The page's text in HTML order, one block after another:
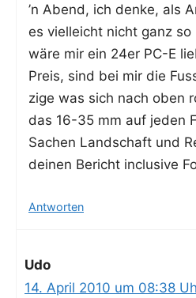
’n Abend, ich den­ke, als
es viel­leicht nicht ganz so
wäre mir ein 24er PC-E
Preis, sind bei mir die
zi­ge was sich nach oben
das 16-35 mm auf jeden
Sachen Land­schaft und
dei­nen Bericht inclu­si­ve
Antworten
Udo
14. April 2010 um 08:38